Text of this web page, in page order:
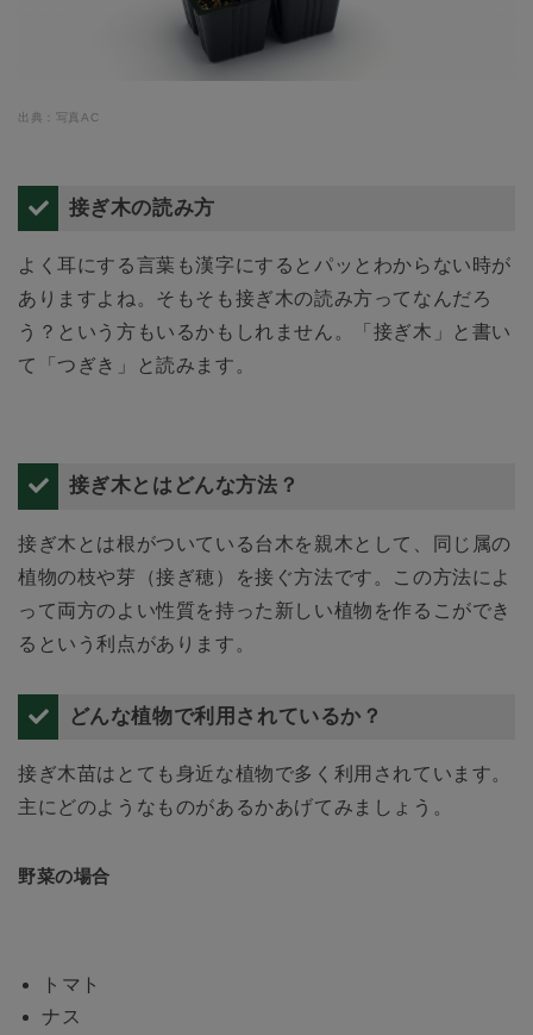
出典：写真AC
接ぎ木の読み方
よく耳にする言葉も漢字にするとパッとわからない時が
ありますよね。そもそも接ぎ木の読み方ってなんだろ
う？という方もいるかもしれません。「接ぎ木」と書い
て「つぎき」と読みます。
接ぎ木とはどんな方法？
接ぎ木とは根がついている台木を親木として、同じ属の
植物の枝や芽（接ぎ穂）を接ぐ方法です。この方法によ
って両方のよい性質を持った新しい植物を作るこができ
るという利点があります。
どんな植物で利用されているか？
接ぎ木苗はとても身近な植物で多く利用されています。
主にどのようなものがあるかあげてみましょう。
野菜の場合
トマト
ナス